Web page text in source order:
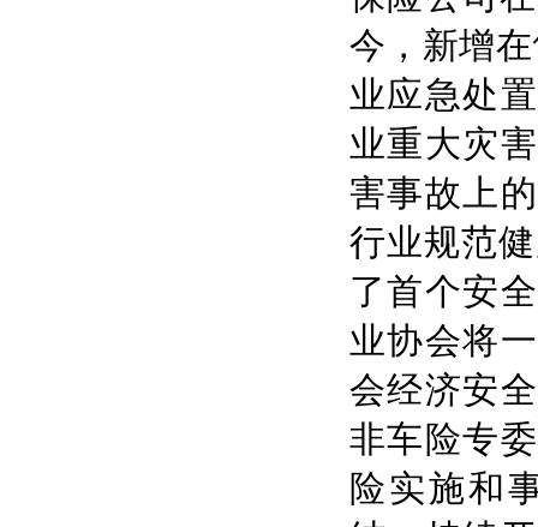
今，新增
业应急处
业重大灾
害事故上
行业规范
了首个安
业协会将
会经济安
非车险专
险实施和